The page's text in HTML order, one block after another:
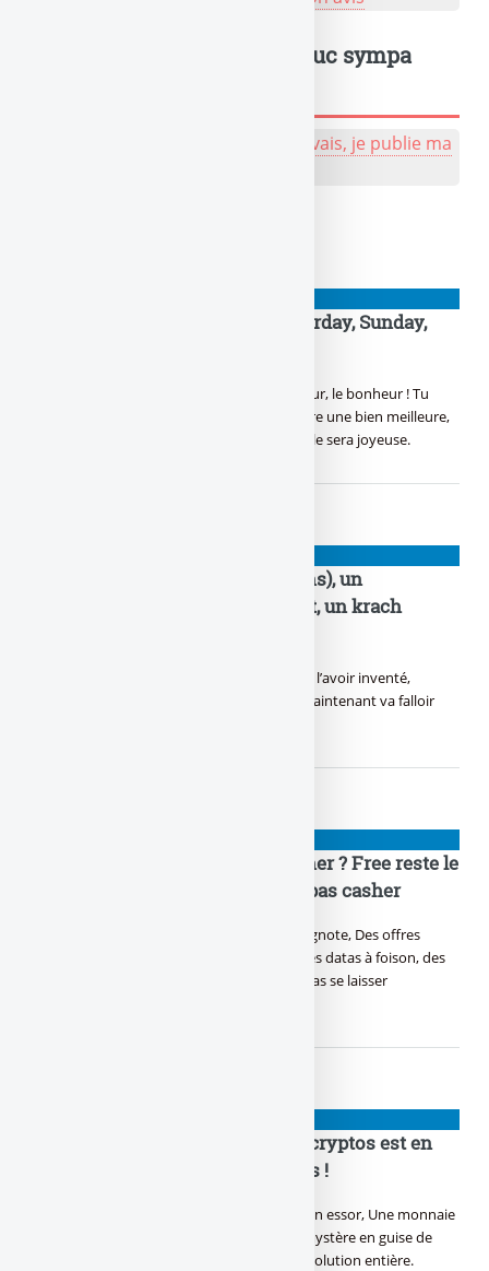
Un truc à dire ? Même un truc sympa
J'y vais, je publie ma
TGIF : it’s Friday again then Saturday, Sunday,
Yes ! C’est vendredi ! Le bon jour, le bonheur ! Tu
pouvoir relâcher la pression, Pour en prendre une bien meilleure,
Dès ce soir, avec la tireuse, Rien de mieux, elle sera joyeuse.
Droits de douane, D.Trump (78 ans), un
revirement prévu depuis le début, un krach
Trump fait parler la poudre, Sans clairement l’avoir inventé,
Beaucoup pensent encore qu’il est teubé, Maintenant va falloir
Abonnement mobile le moins cher ? Free reste le
meilleur, à 2 € / mois, et ce n’est pas casher
Y a du forfait qui se bouscule, du deal qui clignote, Des offres
d’abonnement qui te promettent la côte. Des datas à foison, des
appels illimités, C’est l’heure du choix, faut pas se laisser
Bitcoin, Ethereum : la bouilloire cryptos est en
marche ! Gaffe aux long squeezes !
Dans le monde numérique, Bitcoin prend son essor, Une monnaie
virtuelle, un trésor sans frontière. Satoshi, mystère en guise de
créateur en or, Crypté dans l’ombre, une révolution entière.